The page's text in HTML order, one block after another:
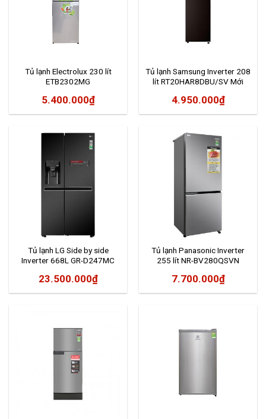
Tủ lạnh Electrolux 230 lít
ETB2302MG
5.400.000₫
Tủ lạnh Samsung Inverter 208
lít RT20HAR8DBU/SV Mới
4.950.000₫
Tủ lạnh LG Side by side
Inverter 668L GR-D247MC
23.500.000₫
Tủ lạnh Panasonic Inverter
255 lít NR-BV280QSVN
7.700.000₫